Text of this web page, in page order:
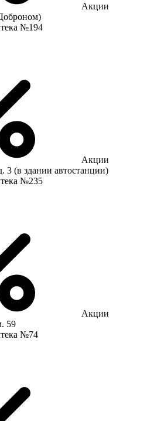
Акции
№194
Акции
3 (в здании автостанции)
№235
Акции
59
№74